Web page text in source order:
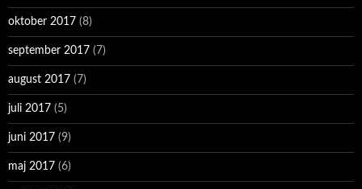
oktober 2017 (8)
september 2017 (7)
august 2017 (7)
juli 2017 (5)
juni 2017 (9)
maj 2017 (6)